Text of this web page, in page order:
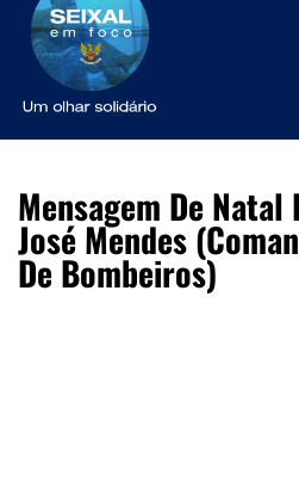
Mensagem De Natal
José Mendes
De Bombeiros)